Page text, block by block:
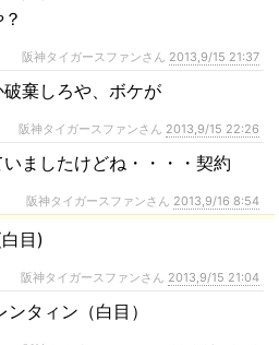
阪神タイガースファンさん 2013,9/15 21:37
棄しろや、ボケが
阪神タイガースファンさん 2013,9/15 22:26
ましたけどね・・・・契約
阪神タイガースファンさん 2013,9/16 8:54
目)
阪神タイガースファンさん 2013,9/15 21:04
タィン（白目）